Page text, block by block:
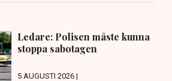
Ledare: Polisen måste kunna
stoppa sabotagen
5 AUGUSTI 2026 |